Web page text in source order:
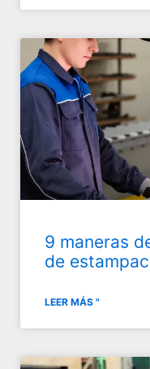
9 maneras
de
LEER MÁS "